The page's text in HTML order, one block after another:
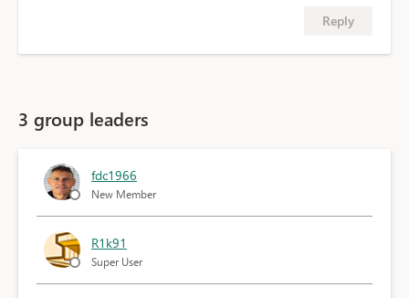
Reply
3 group leaders
fdc1966
New Member
R1k91
Super User